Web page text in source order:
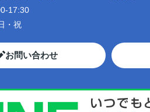
17:30
・祝
お問い合わせ